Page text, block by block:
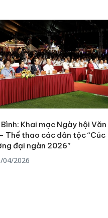
Bình: Khai mạc Ngày hội Văn
Thể thao các dân tộc “Cúc
đại ngàn 2026”
04/2026